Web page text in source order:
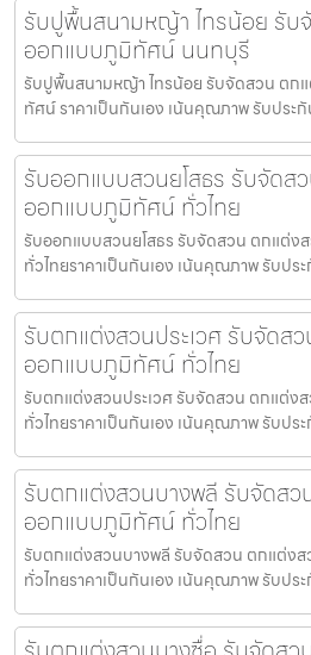
รับปูพื้นสนามหญ้า ไทรน้อย รับ
ออกแบบภูมิทัศน์ นนทบุรี
รับปูพื้นสนามหญ้า ไทรน้อย รับจัดสวน ต
ทัศน์ ราคาเป็นกันเอง เน้นคุณภาพ รับประ
รับออกแบบสวนยโสธร รับจัดส
ออกแบบภูมิทัศน์ ทั่วไทย
รับออกแบบสวนยโสธร รับจัดสวน ตกแต่
ทั่วไทยราคาเป็นกันเอง เน้นคุณภาพ รับปร
รับตกแต่งสวนประเวศ รับจัดส
ออกแบบภูมิทัศน์ ทั่วไทย
รับตกแต่งสวนประเวศ รับจัดสวน ตกแต่
ทั่วไทยราคาเป็นกันเอง เน้นคุณภาพ รับปร
รับตกแต่งสวนบางพลี รับจัดส
ออกแบบภูมิทัศน์ ทั่วไทย
รับตกแต่งสวนบางพลี รับจัดสวน ตกแต่ง
ทั่วไทยราคาเป็นกันเอง เน้นคุณภาพ รับปร